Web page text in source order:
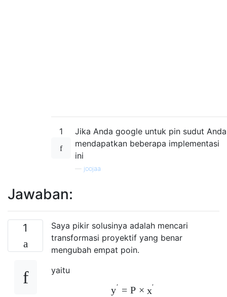
1
Jika Anda google untuk pin sudut Anda
mendapatkan beberapa implementasi
ini
joojaa
Jawaban:
1
Saya pikir solusinya adalah mencari
transformasi proyektif yang benar
mengubah empat poin.
yaitu
y′ = P × x′